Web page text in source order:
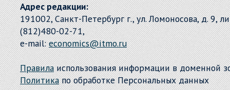
Адрес редакции:
191002, Санкт-Петербург г., ул. Ломоносова, д. 9,
(812)480-02-71,
e-mail:economics@itmo.ru
Правилаиспользования информации в доменной
Политикапо обработке Персональных данных